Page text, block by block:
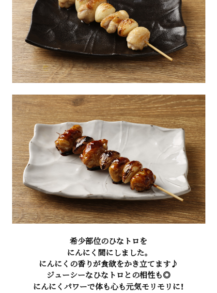
希少部位のひなトロを
にんにく間にしました。
にんにくの香りが食欲をかき立てます♪
ジューシーなひなトロとの相性も◎
にんにくパワーで体も心も元気モリモリに！